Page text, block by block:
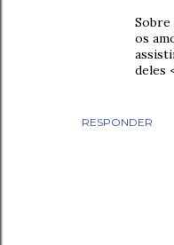
RESPONDER
Sobre
os
deles